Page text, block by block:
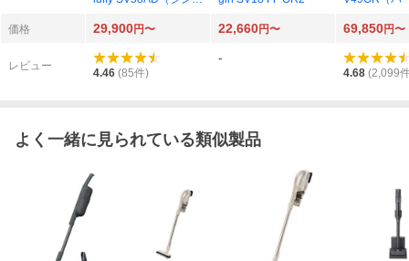
価格
29,900円〜 22,660円〜 69,850円〜
レビュー
4.46 (85件)
-
4.68 (2,099
よく一緒に見られている類似製品